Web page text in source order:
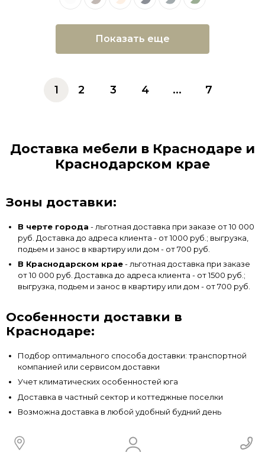
Показать еще
1 2 3 4 ... 7
Доставка мебели в Краснодаре и
Краснодарском крае
Зоны доставки:
В черте города - льготная доставка при заказе от 10 000
руб. Доставка до адреса клиента - от 1000 руб.; выгрузка,
подьем и занос в квартиру или дом - от 700 руб.
В Краснодарском крае- льготная доставка при заказе
от 10 000 руб. Доставка до адреса клиента - от 1500 руб.;
выгрузка, подьем и занос в квартиру или дом - от 700 руб.
Особенности доставки в
Краснодаре:
Подбор оптимального способа доставки: транспортной
компанией или сервисом доставки
Учет климатических особенностей юга
Доставка в частный сектор и коттеджные поселки
Возможна доставка в любой удобный будний день
Пункт самовывоза: